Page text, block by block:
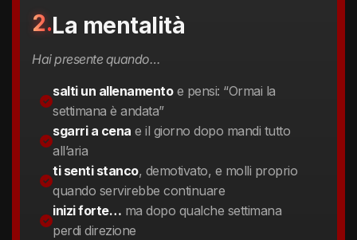
2.La mentalità
Hai presente quando…
salti un allenamentoe pensi: “Ormai la
settimana è andata”
sgarri a cena e il giorno dopo mandi tutto
all’aria
ti senti stanco, demotivato, e molli proprio
quando servirebbe continuare
inizi forte… ma dopo qualche settimana
perdi direzione